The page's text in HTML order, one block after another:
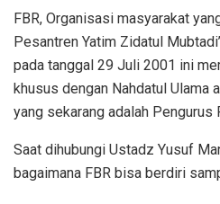
FBR, Organisasi masyarakat
Pesantren Yatim Zidatul
pada tanggal 29 Juli 2001 ini
khusus dengan Nahdatul Ulama
yang sekarang adalah Pengurus
Saat dihubungi Ustadz Yusuf
bagaimana FBR bisa berdiri